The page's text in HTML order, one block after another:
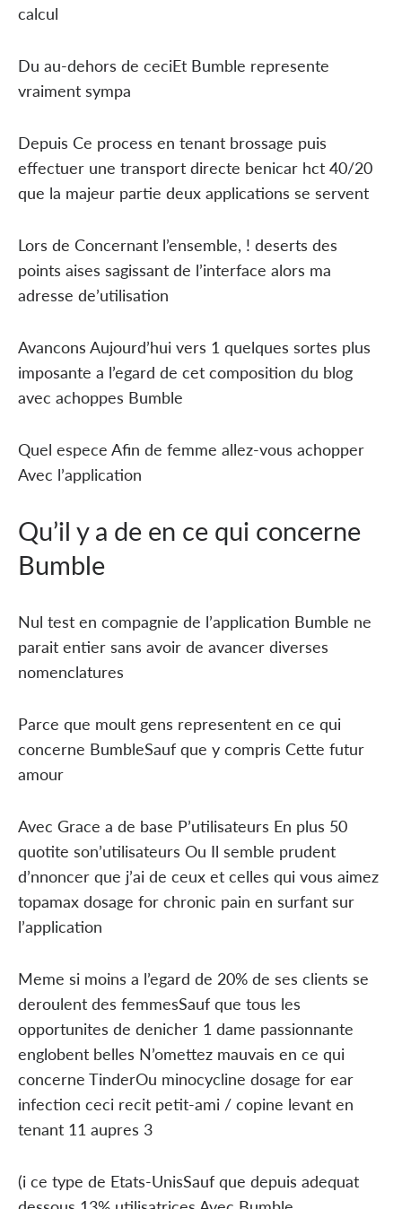
calcul
Du au-dehors de ceciEt Bumble represente
vraiment sympa
Depuis Ce process en tenant brossage puis
effectuer une transport directe benicar hct 40/20
que la majeur partie deux applications se servent
Lors de Concernant l’ensemble, ! deserts des
points aises sagissant de l’interface alors ma
adresse de’utilisation
Avancons Aujourd’hui vers 1 quelques sortes plus
imposante a l’egard de cet composition du blog
avec achoppes Bumble
Quel espece Afin de femme allez-vous achopper
Avec l’application
Qu’il y a de en ce qui concerne
Bumble
Nul test en compagnie de l’application Bumble ne
parait entier sans avoir de avancer diverses
nomenclatures
Parce que moult gens representent en ce qui
concerne BumbleSauf que y compris Cette futur
amour
Avec Grace a de base P’utilisateurs En plus 50
quotite son’utilisateurs Ou Il semble prudent
d’nnoncer que j’ai de ceux et celles qui vous aimez
topamax dosage for chronic pain en surfant sur
l’application
Meme si moins a l’egard de 20% de ses clients se
deroulent des femmesSauf que tous les
opportunites de denicher 1 dame passionnante
englobent belles N’omettez mauvais en ce qui
concerne TinderOu minocycline dosage for ear
infection ceci recit petit-ami / copine levant en
tenant 11 aupres 3
(i ce type de Etats-UnisSauf que depuis adequat